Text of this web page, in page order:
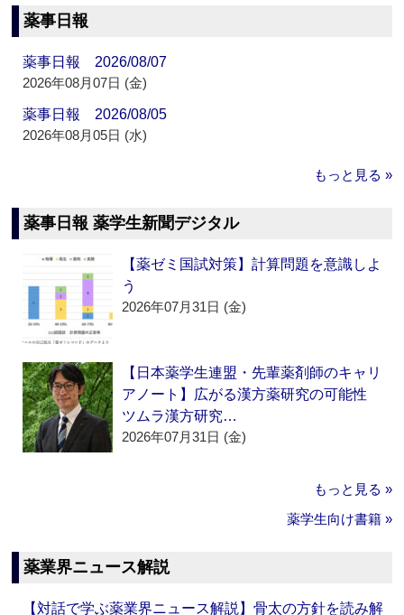
薬事日報
薬事日報 2026/08/07
2026年08月07日 (金)
薬事日報 2026/08/05
2026年08月05日 (水)
もっと見る »
薬事日報 薬学生新聞デジタル
【薬ゼミ国試対策】計算問題を意識しよ
う
2026年07月31日 (金)
【日本薬学生連盟・先輩薬剤師のキャリ
アノート】広がる漢方薬研究の可能性
ツムラ漢方研究…
2026年07月31日 (金)
もっと見る »
薬学生向け書籍 »
薬業界ニュース解説
【対話で学ぶ薬業界ニュース解説】骨太の方針を読み解